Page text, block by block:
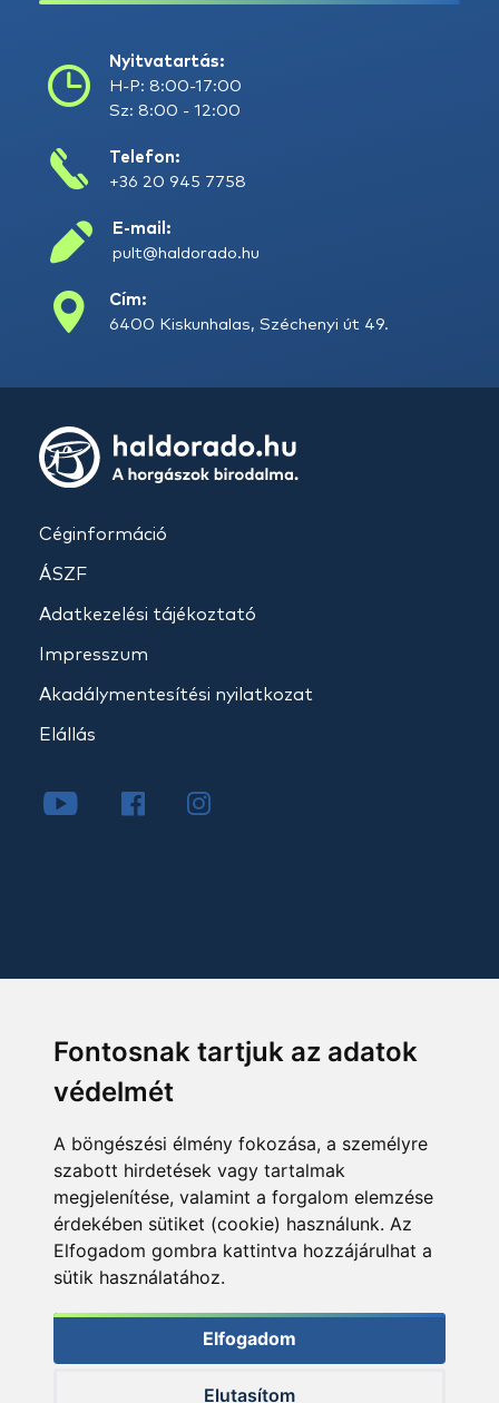
Fontosnak tartjuk az adatok
védelmét
A böngészési élmény fokozása, a személyre
szabott hirdetések vagy tartalmak
megjelenítése, valamint a forgalom elemzése
érdekében sütiket (cookie) használunk. Az
Elfogadom gombra kattintva hozzájárulhat a
sütik használatához.
Elfogadom
Elutasítom
Nyitvatartás:
H-P: 8:00-17:00
Sz: 8:00 - 12:00
Telefon:
+36 20 945 7758
E-mail:
pult@haldorado.hu
Cím:
6400 Kiskunhalas, Széchenyi út 49.
Céginformáció
ÁSZF
Adatkezelési tájékoztató
Impresszum
Akadálymentesítési nyilatkozat
Elállás